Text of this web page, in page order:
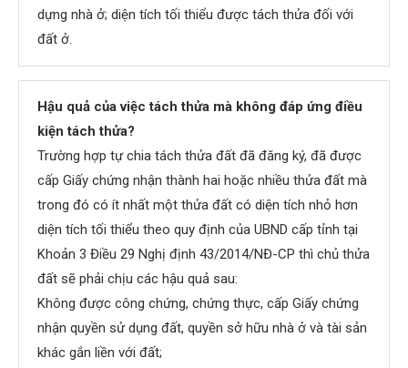
dựng nhà ở; diện tích tối thiểu được tách thửa đối với
đất ở.
Hậu quả của việc tách thửa mà không đáp ứng điều
kiện tách thửa?
Trường hợp tự chia tách thửa đất đã đăng ký, đã được
cấp Giấy chứng nhận thành hai hoặc nhiều thửa đất mà
trong đó có ít nhất một thửa đất có diện tích nhỏ hơn
diện tích tối thiểu theo quy định của UBND cấp tỉnh tại
Khoản 3 Điều 29 Nghị định 43/2014/NĐ-CP thì chủ thửa
đất sẽ phải chịu các hậu quả sau:
Không được công chứng, chứng thực, cấp Giấy chứng
nhận quyền sử dụng đất, quyền sở hữu nhà ở và tài sản
khác gắn liền với đất;